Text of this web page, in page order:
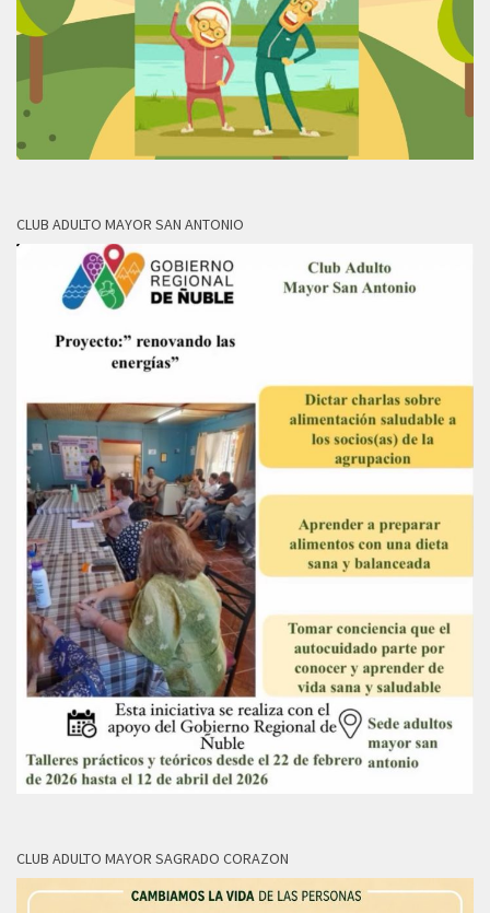
CLUB ADULTO MAYOR SAN ANTONIO
CLUB ADULTO MAYOR SAGRADO CORAZON